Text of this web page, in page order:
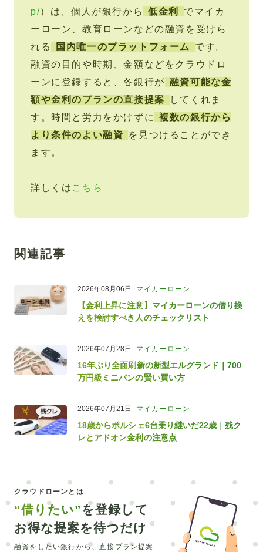
p/）は、個人が銀行から 低金利
でマイカ
ーローン、教育ローンなどの融資を受けら
れる
国内唯一のプラットフォーム
です。
融資の目的や時期、金額などをクラウドロ
ーンに登録すると、各銀行が 融資可能な金
額や金利のプランの直接提案
してくれま
す。時間と労力をかけずに
複数の銀行から
より条件のよい融資
を見つけることができ
ます。
詳しくは こちら
関連記事
2026年08月06日 マイカーローン
【金利上昇に注意】マイカーローンの借り換
えを検討すべき人のチェックリスト
2026年07月28日 マイカーローン
16年ぶり全面刷新の新型エルグランド｜700
万円級ミニバンの賢い買い方
2026年07月21日 マイカーローン
18歳からポルシェ6台乗り継いだ22歳｜残ク
レとアドオン金利の注意点
クラウドローンとは
“借りたい” を登録して
お得な提案を待つだけ
融資をしたい銀行から、直接プラン提案